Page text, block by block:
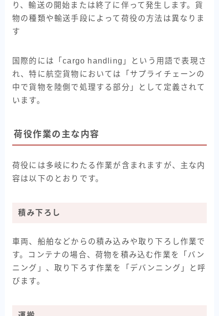
お問い合わせ
り、輸送の開始または終了に伴って発生します。貨
物の種類や輸送手段によって荷役の方法は異なりま
す
国際的には「cargo handling」という用語で表現さ
れ、特に航空貨物においては「サプライチェーンの
中で貨物を陸側で処理する部分」として定義されて
います。
荷役作業の主な内容
荷役には多岐にわたる作業が含まれますが、主な内
容は以下のとおりです。
積み下ろし
車両、船舶などからの積み込みや取り下ろし作業で
す。コンテナの場合、荷物を積み込む作業を「バン
ニング」、取り下ろす作業を「デバンニング」と呼
びます。